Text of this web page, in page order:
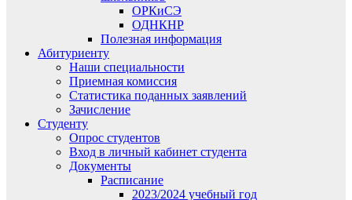
ОРКиСЭ
ОДНКНР
Полезная информация
Абитуриенту
Наши специальности
Приемная комиссия
Статистика поданных заявлений
Зачисление
Студенту
Опрос студентов
Вход в личный кабинет студента
Документы
Расписание
2023/2024 учебный год